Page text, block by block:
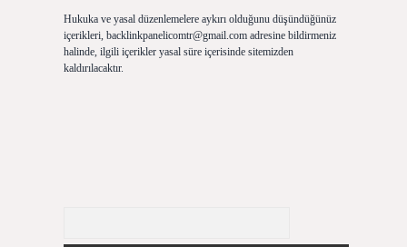
Hukuka ve yasal düzenlemelere aykırı olduğunu düşündüğünüz
içerikleri, backlinkpanelicomtr@gmail.comadresine bildirmeniz
halinde, ilgili içerikler yasal süre içerisinde sitemizden
kaldırılacaktır.